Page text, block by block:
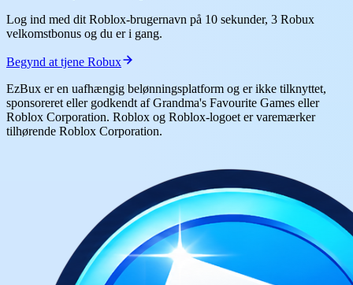
Log ind med dit Roblox-brugernavn på 10 sekunder, 3 Robux
velkomstbonus og du er i gang.
Begynd at tjene Robux
EzBux er en uafhængig belønningsplatform og er ikke tilknyttet,
sponsoreret eller godkendt af Grandma's Favourite Games eller
Roblox Corporation. Roblox og Roblox-logoet er varemærker
tilhørende Roblox Corporation.